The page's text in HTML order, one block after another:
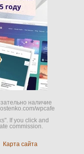
наличие
wpcafe
If you click and
commission.
Карта сайта